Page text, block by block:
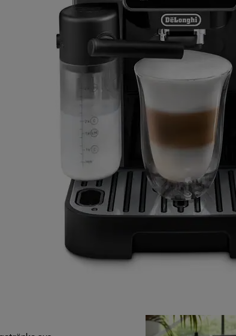
Dabei
die
wurde und zu
an
Der ideale
und
Garantie.